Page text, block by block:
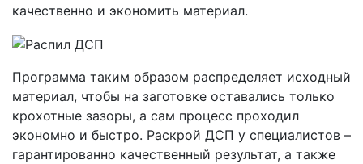
качественно и экономить материал.
Программа таким образом распределяет исходный
материал, чтобы на заготовке оставались только
крохотные зазоры, а сам процесс проходил
экономно и быстро. Раскрой ДСП у специалистов –
гарантированно качественный результат, а также